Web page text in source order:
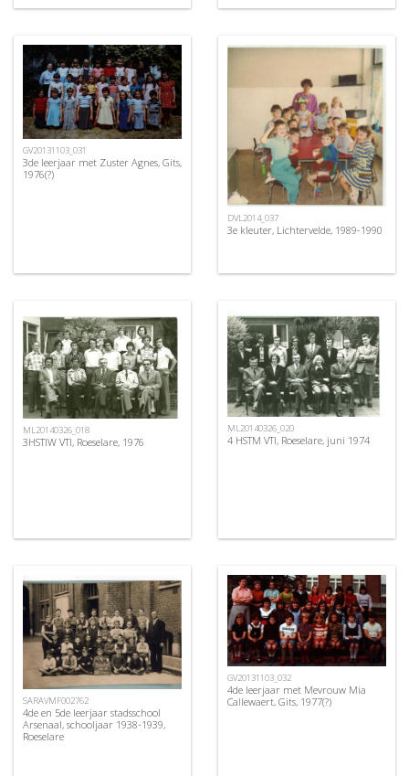
GV20131103_031
3de leerjaar met Zuster Agnes, Gits,
1976(?)
DVL2014_037
3e kleuter, Lichtervelde, 1989-1990
ML20140326_018
3HSTIW VTI, Roeselare, 1976
ML20140326_020
4 HSTM VTI, Roeselare, juni 1974
SARAVMF002762
4de en 5de leerjaar stadsschool
Arsenaal, schooljaar 1938-1939,
Roeselare
GV20131103_032
4de leerjaar met Mevrouw Mia
Callewaert, Gits, 1977(?)